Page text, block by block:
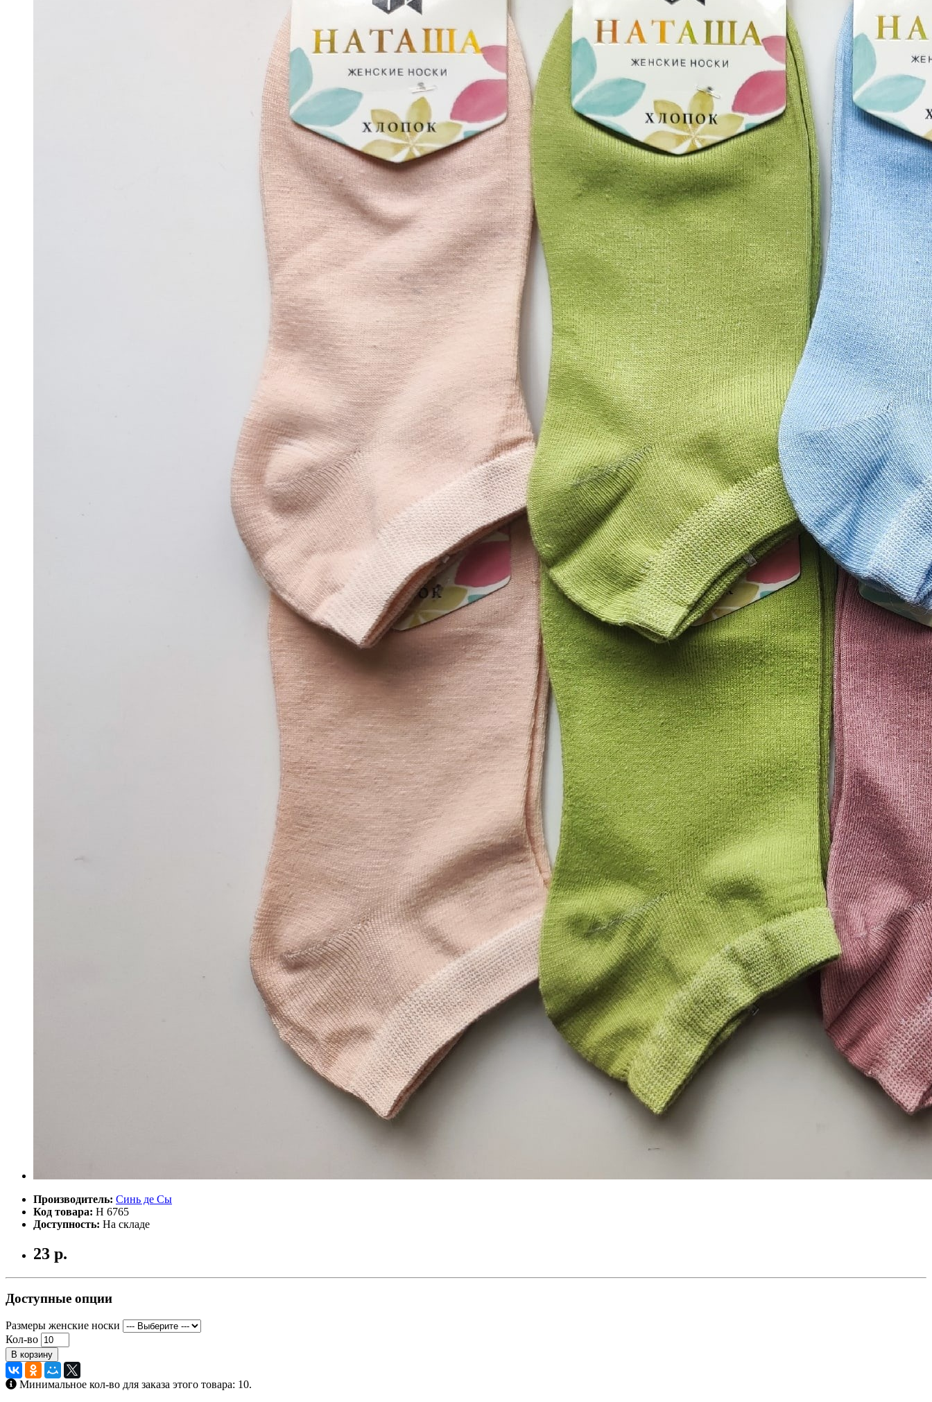
Производитель: Синь де Сы
Код товара: Н 6765
Доступность: На складе
23 р.
Доступные опции
Размеры женские носки
Кол-во
В корзину
Минимальное кол-во для заказа этого товара: 10.